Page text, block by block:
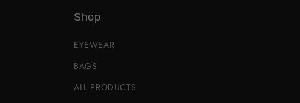
Shop
EYEWEAR
BAGS
ALL PRODUCTS